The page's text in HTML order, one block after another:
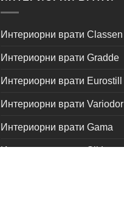
Интериорни врати Classen
Интериорни врати Gradde
Интериорни врати Eurostill
Интериорни врати Variodor
Интериорни врати Gama
Интериорни врати Sil Lux